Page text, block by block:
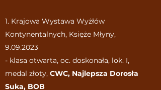
1. Krajowa Wystawa Wyżłów
Kontynentalnych, Księże Młyny,
9.09.2023
- klasa otwarta, oc. doskonała, lok. I,
medal złoty, CWC, Najlepsza Dorosła
Suka, BOB